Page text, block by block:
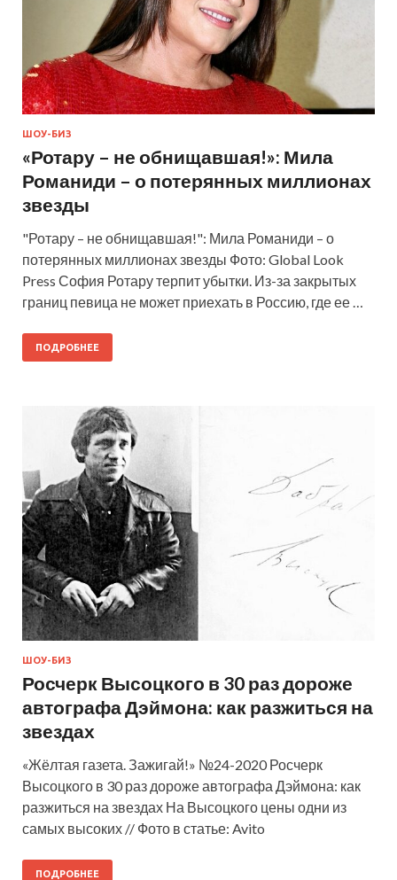
ШОУ-БИЗ
«Ротару – не обнищавшая!»: Мила
Романиди – о потерянных миллионах
звезды
"Ротару – не обнищавшая!": Мила Романиди – о
потерянных миллионах звезды Фото: Global Look
Press София Ротару терпит убытки. Из-за закрытых
границ певица не может приехать в Россию, где ее …
ПОДРОБНЕЕ
ШОУ-БИЗ
Росчерк Высоцкого в 30 раз дороже
автографа Дэймона: как разжиться на
звездах
«Жёлтая газета. Зажигай!» №24-2020 Росчерк
Высоцкого в 30 раз дороже автографа Дэймона: как
разжиться на звездах На Высоцкого цены одни из
самых высоких // Фото в статье: Avito
ПОДРОБНЕЕ